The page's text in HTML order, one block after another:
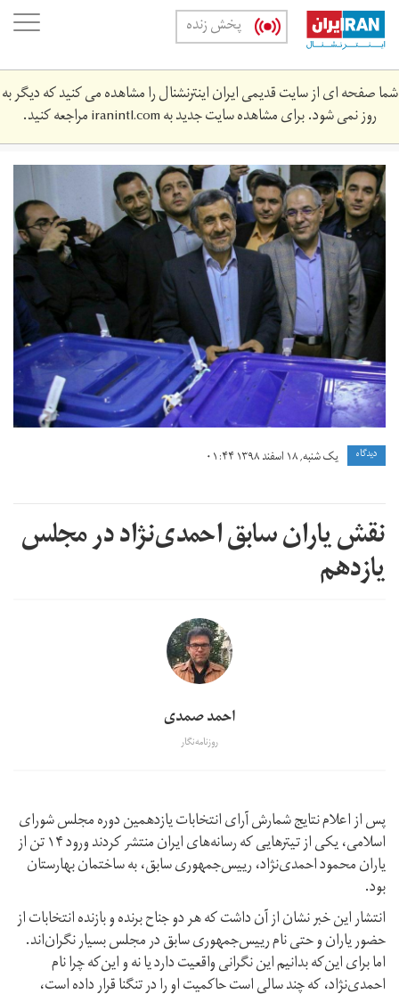
Skip
main
content
پخش زنده
شما صفحه ای از سایت قدیمی ایران اینترنشنال را مشاهده می کنید که دیگر به
روز نمی شود. برای مشاهده سایت جدید بهiranintl.comمراجعه کنید.
photo_2020-
02-
21_16-
47-
20.jpg
دیدگاه یک شنبه, ۱۸ اسفند ۱۳۹۸ ۰۱:۴۴
نقش یاران سابق احمدی‌نژاد در مجلس
یازدهم
احمد صمدی
روزنامه‌نگار
پس از اعلام نتایج شمارش آرای انتخابات یازدهمین دوره مجلس شورای
اسلامی، یکی از تیترهایی که رسانه‌های ایران منتشر کردند ورود ۱۴ تن از
یاران محمود احمدی‌نژاد، رییس‌جمهوری سابق، به ساختمان بهارستان
بود.
انتشار این خبر نشان از آن داشت که هر دو جناح برنده و بازنده انتخابات از
حضور یاران و حتی نام رییس‌جمهوری سابق در مجلس بسیار نگران‌اند.
اما برای این‌که بدانیم این نگرانی واقعیت دارد یا نه و این‌که چرا نام
احمدی‌نژاد، که چند سالی است حاکمیت او را در تنگنا قرار داده است،